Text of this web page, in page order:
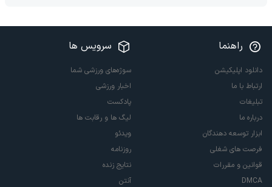
راهنما
دانلود اپلیکیشن
ارتباط با ما
تبلیغات
درباره ما
ابزار توسعه دهندگان
فرصت های شغلی
قوانین و مقررات
DMCA
سرویس ها
سوژه‌های ورزشی شما
اخبار ورزشی
پادکست
لیگ ها و رقابت ها
ویدئو
روزنامه
نتایج زنده
آنتن